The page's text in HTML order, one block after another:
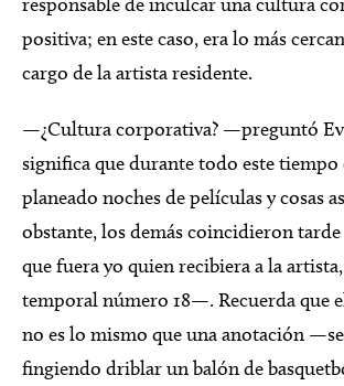
positiva; en este caso, era lo más
cargo de la artista residente.
—¿Cultura corporativa? —preguntó
significa que durante todo este tiempo
planeado noches de películas y cosas
obstante, los demás coincidieron
que fuera yo quien recibiera a la
temporal número 18—. Recuerda que
no es lo mismo que una anotación
fingiendo driblar un balón de